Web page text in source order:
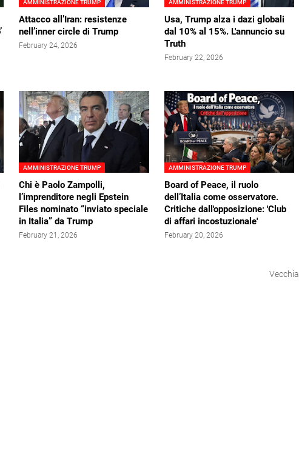
AMMINISTRAZIONE TRUMP
Attacco all’Iran: resistenze
nell’inner circle di Trump
February 24, 2026
AMMINISTRAZIONE TRUMP
Usa, Trump alza i dazi globali
dal 10% al 15%. L'annuncio su
Truth
February 22, 2026
AMMINISTRAZIONE TRUMP
Chi è Paolo Zampolli,
l’imprenditore negli Epstein
Files nominato “inviato speciale
in Italia” da Trump
February 21, 2026
AMMINISTRAZIONE TRUMP
Board of Peace, il ruolo
dell’Italia come osservatore.
Critiche dall'opposizione: 'Club
di affari incostuzionale'
February 20, 2026
Vecchia